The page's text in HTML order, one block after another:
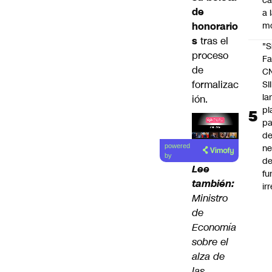
de
honorario
s tras el
proceso
de
formalizac
ión.
Lea el
artículo
powered
by
Lee
también:
Ministro
de
Economía
sobre el
alza de
a
SII
de